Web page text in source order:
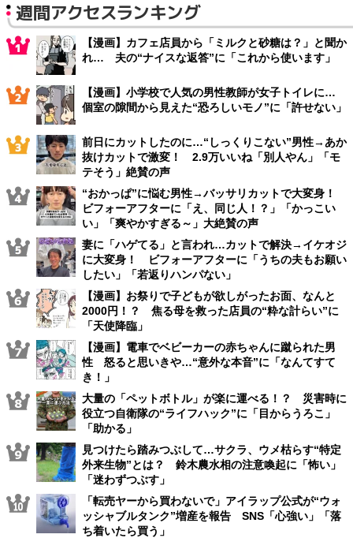
週間アクセスランキング
【漫画】カフェ店員から「ミルクと砂糖は？」と聞か
れ… 夫の“ナイスな返答”に「これから使います」
【漫画】小学校で人気の男性教師が女子トイレに…
個室の隙間から見えた“恐ろしいモノ”に「許せない」
前日にカットしたのに…“しっくりこない”男性→あか
抜けカットで激変！ 2.9万いいね「別人やん」「モ
テそう」絶賛の声
“おかっぱ”に悩む男性→バッサリカットで大変身！
ビフォーアフターに「え、同じ人！？」「かっこい
い」「爽やかすぎる～」大絶賛の声
妻に「ハゲてる」と言われ…カットで解決→イケオジ
に大変身！ ビフォーアフターに「うちの夫もお願い
したい」「若返りハンパない」
【漫画】お祭りで子どもが欲しがったお面、なんと
2000円！？ 焦る母を救った店員の“粋な計らい”に
「天使降臨」
【漫画】電車でベビーカーの赤ちゃんに蹴られた男
性 怒ると思いきや…“意外な本音”に「なんてすて
き！」
大量の「ペットボトル」が楽に運べる！？ 災害時に
役立つ自衛隊の“ライフハック”に「目からうろこ」
「助かる」
見つけたら踏みつぶして…サクラ、ウメ枯らす“特定
外来生物”とは？ 鈴木農水相の注意喚起に「怖い」
「迷わずつぶす」
「転売ヤーから買わないで」アイラップ公式が“ウォ
ッシャブルタンク”増産を報告 SNS「心強い」「落
ち着いたら買う」